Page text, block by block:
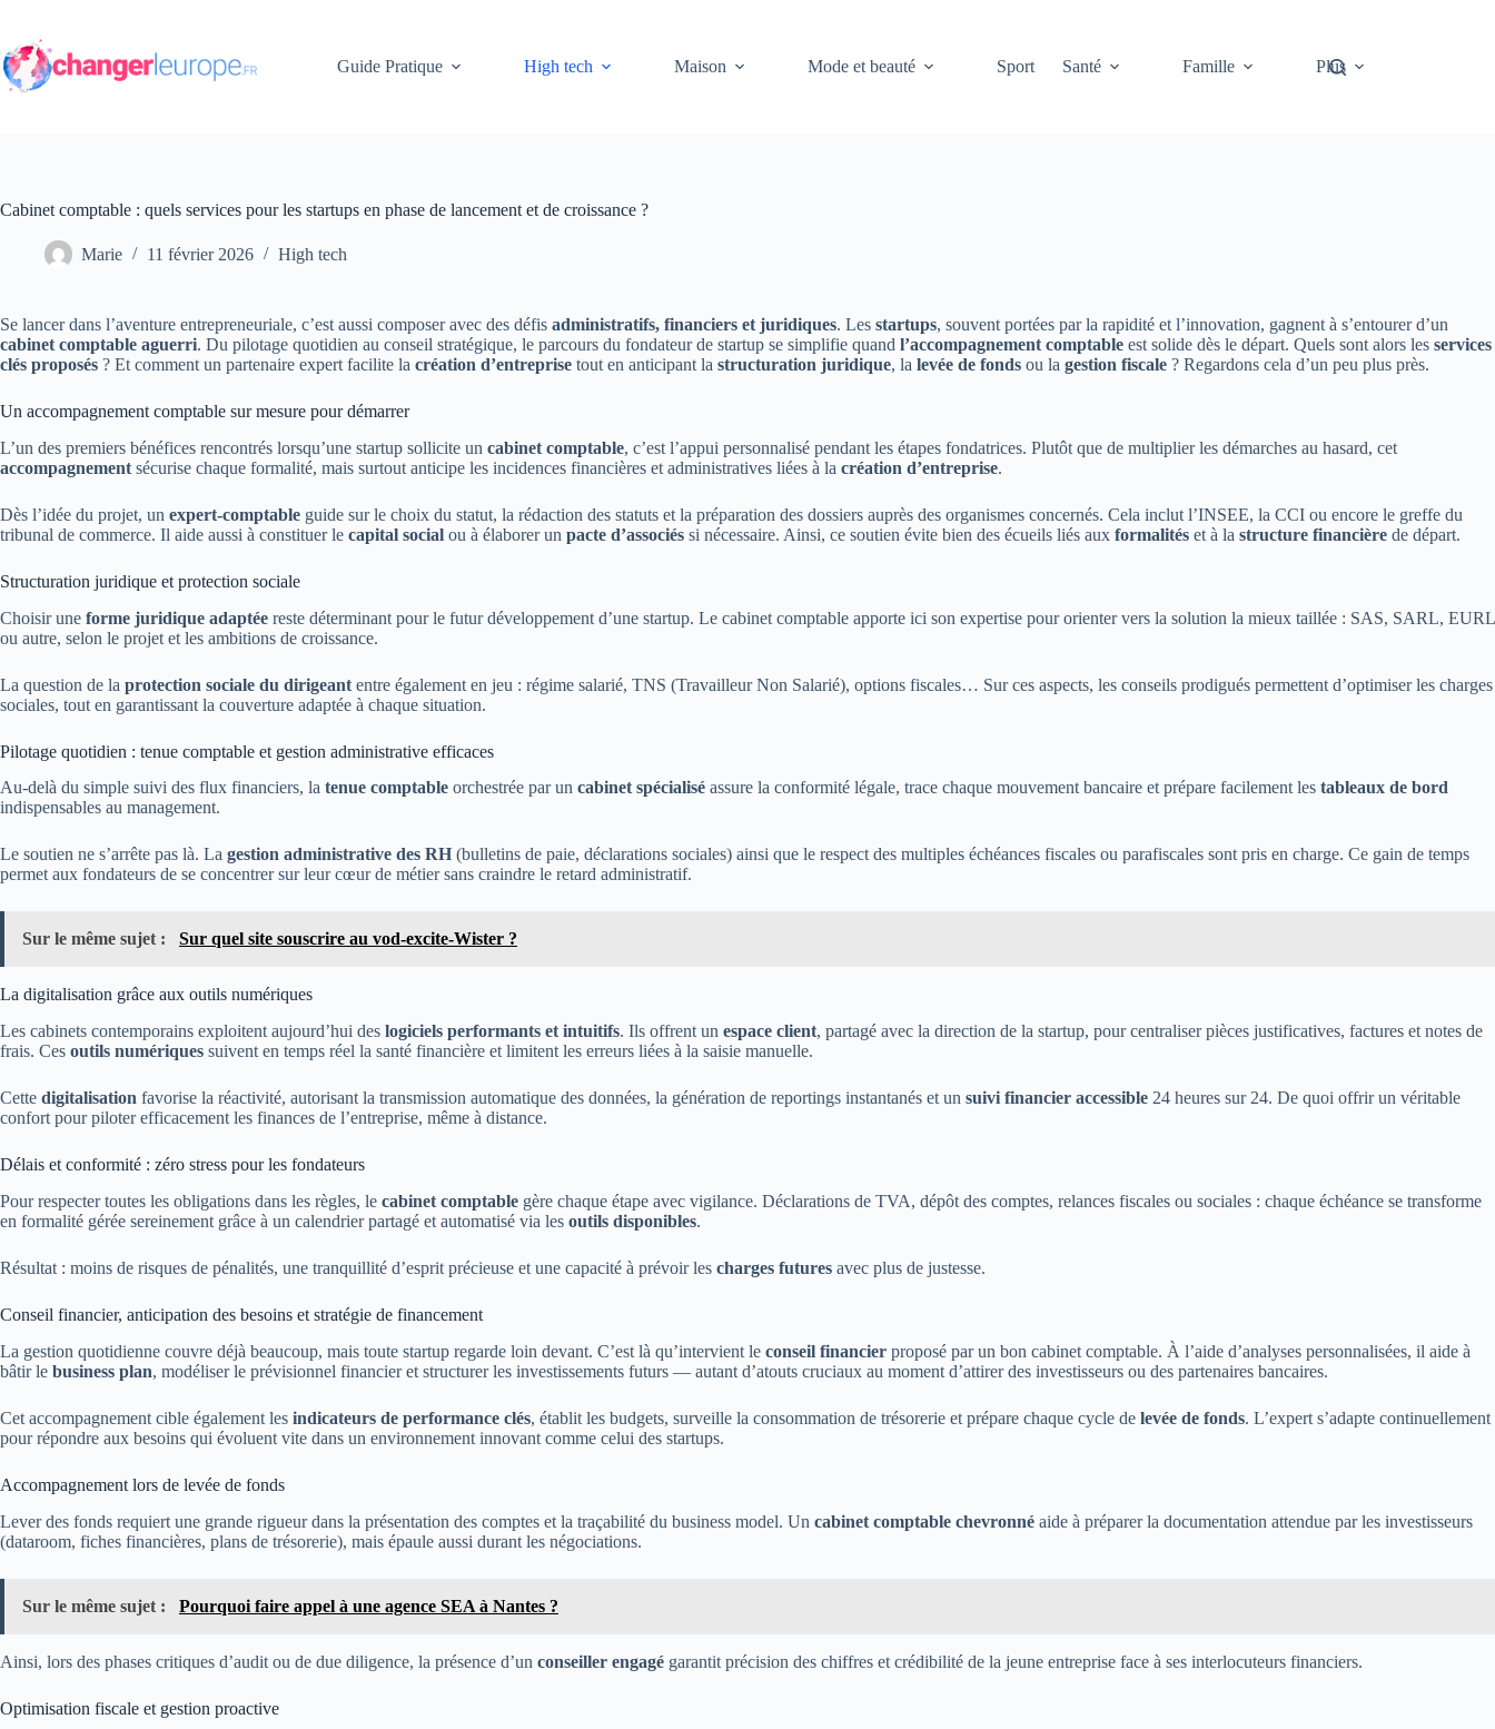
contenu
Guide Pratique
High tech Maison Mode et beauté Sport Santé Famille Plus
Cabinet comptable : quels services pour les startups en phase de lancement et de croissance ?
Marie 11 février 2026 High tech
Se lancer dans l’aventure entrepreneuriale, c’est aussi composer avec des défis administratifs, financiers et juridiques. Les startups, souvent portées par la rapidité et l’innovation, gagnent à s’entourer d’un
cabinet comptable aguerri. Du pilotage quotidien au conseil stratégique, le parcours du fondateur de startup se simplifie quand l’accompagnement comptable est solide dès le départ. Quels sont alors les services
clés proposés ? Et comment un partenaire expert facilite la création d’entreprise tout en anticipant la structuration juridique, la levée de fonds ou la gestion fiscale ? Regardons cela d’un peu plus près.
Un accompagnement comptable sur mesure pour démarrer
L’un des premiers bénéfices rencontrés lorsqu’une startup sollicite un cabinet comptable, c’est l’appui personnalisé pendant les étapes fondatrices. Plutôt que de multiplier les démarches au hasard, cet
accompagnement sécurise chaque formalité, mais surtout anticipe les incidences financières et administratives liées à la création d’entreprise.
Dès l’idée du projet, un expert-comptable guide sur le choix du statut, la rédaction des statuts et la préparation des dossiers auprès des organismes concernés. Cela inclut l’INSEE, la CCI ou encore le greffe du
tribunal de commerce. Il aide aussi à constituer le capital social ou à élaborer un pacte d’associés si nécessaire. Ainsi, ce soutien évite bien des écueils liés aux formalités et à la structure financière de départ.
Structuration juridique et protection sociale
Choisir une forme juridique adaptée reste déterminant pour le futur développement d’une startup. Le cabinet comptable apporte ici son expertise pour orienter vers la solution la mieux taillée : SAS, SARL, EURL
ou autre, selon le projet et les ambitions de croissance.
La question de la protection sociale du dirigeant entre également en jeu : régime salarié, TNS (Travailleur Non Salarié), options fiscales… Sur ces aspects, les conseils prodigués permettent d’optimiser les charges
sociales, tout en garantissant la couverture adaptée à chaque situation.
Pilotage quotidien : tenue comptable et gestion administrative efficaces
Au-delà du simple suivi des flux financiers, la tenue comptable orchestrée par un cabinet spécialisé assure la conformité légale, trace chaque mouvement bancaire et prépare facilement les tableaux de bord
indispensables au management.
Le soutien ne s’arrête pas là. La gestion administrative des RH (bulletins de paie, déclarations sociales) ainsi que le respect des multiples échéances fiscales ou parafiscales sont pris en charge. Ce gain de temps
permet aux fondateurs de se concentrer sur leur cœur de métier sans craindre le retard administratif.
Sur le même sujet : Sur quel site souscrire au vod-excite-Wister ?
La digitalisation grâce aux outils numériques
Les cabinets contemporains exploitent aujourd’hui des logiciels performants et intuitifs. Ils offrent un espace client, partagé avec la direction de la startup, pour centraliser pièces justificatives, factures et notes de
frais. Ces outils numériques suivent en temps réel la santé financière et limitent les erreurs liées à la saisie manuelle.
Cette digitalisation favorise la réactivité, autorisant la transmission automatique des données, la génération de reportings instantanés et un suivi financier accessible 24 heures sur 24. De quoi offrir un véritable
confort pour piloter efficacement les finances de l’entreprise, même à distance.
Délais et conformité : zéro stress pour les fondateurs
Pour respecter toutes les obligations dans les règles, le cabinet comptable gère chaque étape avec vigilance. Déclarations de TVA, dépôt des comptes, relances fiscales ou sociales : chaque échéance se transforme
en formalité gérée sereinement grâce à un calendrier partagé et automatisé via les outils disponibles.
Résultat : moins de risques de pénalités, une tranquillité d’esprit précieuse et une capacité à prévoir les charges futures avec plus de justesse.
Conseil financier, anticipation des besoins et stratégie de financement
La gestion quotidienne couvre déjà beaucoup, mais toute startup regarde loin devant. C’est là qu’intervient le conseil financier proposé par un bon cabinet comptable. À l’aide d’analyses personnalisées, il aide à
bâtir le business plan, modéliser le prévisionnel financier et structurer les investissements futurs — autant d’atouts cruciaux au moment d’attirer des investisseurs ou des partenaires bancaires.
Cet accompagnement cible également les indicateurs de performance clés, établit les budgets, surveille la consommation de trésorerie et prépare chaque cycle de levée de fonds. L’expert s’adapte continuellement
pour répondre aux besoins qui évoluent vite dans un environnement innovant comme celui des startups.
Accompagnement lors de levée de fonds
Lever des fonds requiert une grande rigueur dans la présentation des comptes et la traçabilité du business model. Un cabinet comptable chevronné aide à préparer la documentation attendue par les investisseurs
(dataroom, fiches financières, plans de trésorerie), mais épaule aussi durant les négociations.
Sur le même sujet : Pourquoi faire appel à une agence SEA à Nantes ?
Ainsi, lors des phases critiques d’audit ou de due diligence, la présence d’un conseiller engagé garantit précision des chiffres et crédibilité de la jeune entreprise face à ses interlocuteurs financiers.
Optimisation fiscale et gestion proactive